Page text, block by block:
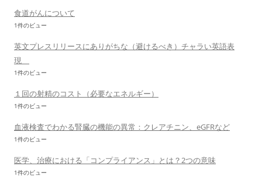
食道がんについて
1件のビュー
英文プレスリリースにありがちな（避けるべき）チャラい英語表
現
1件のビュー
１回の射精のコスト（必要なエネルギー）
1件のビュー
血液検査でわかる腎臓の機能の異常：クレアチニン、eGFRなど
1件のビュー
医学、治療における「コンプライアンス」とは？2つの意味
1件のビュー